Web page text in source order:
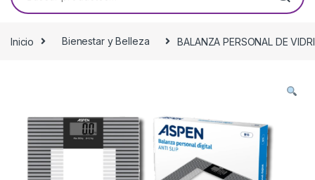
Inicio Bienestar y Belleza BALANZA PERSONAL DE